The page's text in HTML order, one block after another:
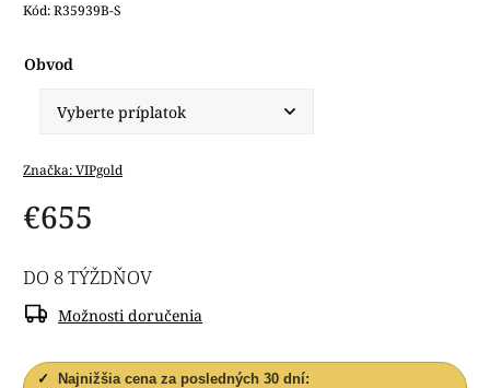
Kód:R35939B-S
Obvod
Značka:VIPgold
€655
DO 8 TÝŽDŇOV
Možnosti doručenia
✓
Najnižšia cena za posledných 30 dní: